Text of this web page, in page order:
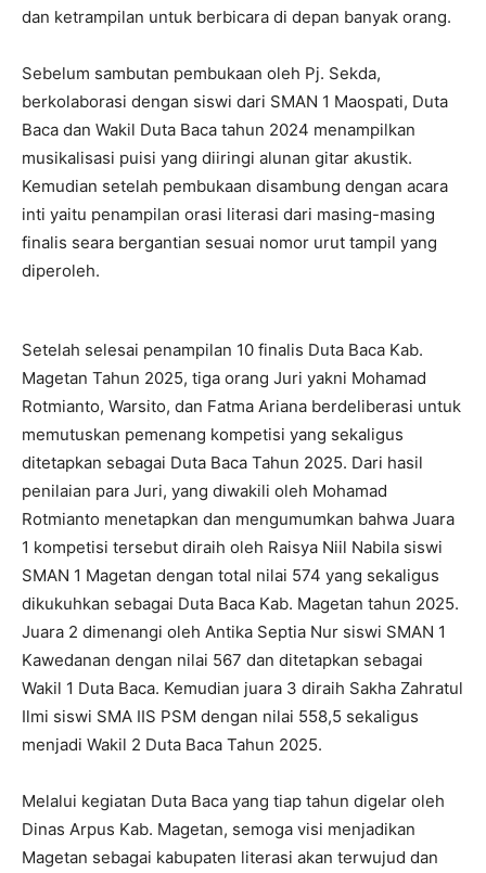
dan ketrampilan untuk berbicara di depan banyak orang.
Sebelum sambutan pembukaan oleh Pj. Sekda,
berkolaborasi dengan siswi dari SMAN 1 Maospati, Duta
Baca dan Wakil Duta Baca tahun 2024 menampilkan
musikalisasi puisi yang diiringi alunan gitar akustik.
Kemudian setelah pembukaan disambung dengan acara
inti yaitu penampilan orasi literasi dari masing-masing
finalis seara bergantian sesuai nomor urut tampil yang
diperoleh.
Setelah selesai penampilan 10 finalis Duta Baca Kab.
Magetan Tahun 2025, tiga orang Juri yakni Mohamad
Rotmianto, Warsito, dan Fatma Ariana berdeliberasi untuk
memutuskan pemenang kompetisi yang sekaligus
ditetapkan sebagai Duta Baca Tahun 2025. Dari hasil
penilaian para Juri, yang diwakili oleh Mohamad
Rotmianto menetapkan dan mengumumkan bahwa Juara
1 kompetisi tersebut diraih oleh Raisya Niil Nabila siswi
SMAN 1 Magetan dengan total nilai 574 yang sekaligus
dikukuhkan sebagai Duta Baca Kab. Magetan tahun 2025.
Juara 2 dimenangi oleh Antika Septia Nur siswi SMAN 1
Kawedanan dengan nilai 567 dan ditetapkan sebagai
Wakil 1 Duta Baca. Kemudian juara 3 diraih Sakha Zahratul
Ilmi siswi SMA IIS PSM dengan nilai 558,5 sekaligus
menjadi Wakil 2 Duta Baca Tahun 2025.
Melalui kegiatan Duta Baca yang tiap tahun digelar oleh
Dinas Arpus Kab. Magetan, semoga visi menjadikan
Magetan sebagai kabupaten literasi akan terwujud dan